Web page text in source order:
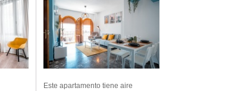
Este apartamento tiene aire